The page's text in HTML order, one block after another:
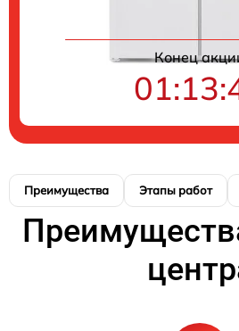
Конец
Преимущества Этапы работ